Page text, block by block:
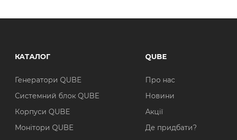
КАТАЛОГ
Генератори QUBE
Системний блок QUBE
Корпуси QUBE
Монітори QUBE
QUBE
Про нас
Новини
Акції
Де придбати?